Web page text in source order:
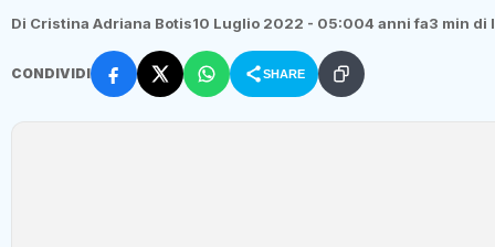
Di Cristina Adriana Botis10 Luglio 2022 - 05:004 anni fa3 min di
CONDIVIDI SHARE